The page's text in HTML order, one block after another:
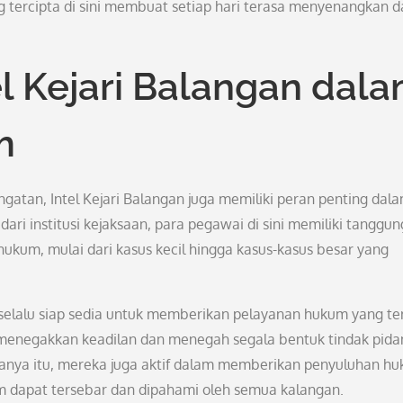
tercipta di sini membuat setiap hari terasa menyenangkan
Kejari Balangan
Intel Kejari Balangan juga memiliki peran penting
institusi kejaksaan, para pegawai di sini memiliki
mulai dari kasus kecil hingga kasus-kasus besar yang
siap sedia untuk memberikan pelayanan hukum yang
keadilan dan menegah segala bentuk tindak
itu, mereka juga aktif dalam memberikan penyuluhan
tersebar dan dipahami oleh semua kalangan.